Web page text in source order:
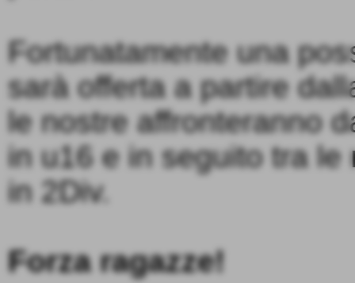
Fortunatamente una
sarà offerta a partire
le nostre affronteranno
in u16 e in seguito tra le
in 2Div.
Forza ragazze!